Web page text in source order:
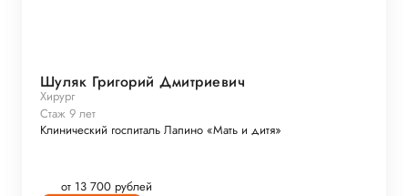
Шуляк Григорий Дмитриевич
Хирург
Стаж 9 лет
Клинический госпиталь Лапино «Мать и дитя»
от 13 700 рублей